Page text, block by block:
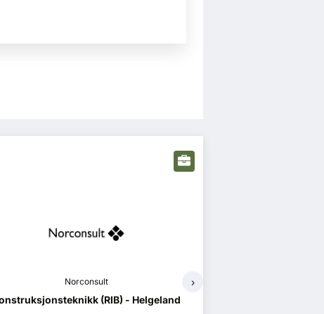
Norconsult
Prosjektadministrasjon (PA) - Helgeland
›